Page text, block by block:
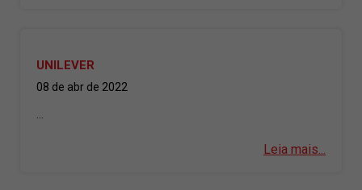
UNILEVER
08 de abr de 2022
...
Leia mais...